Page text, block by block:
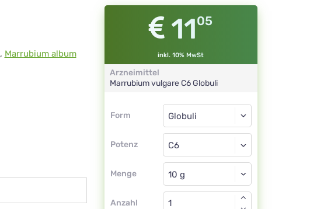
, Marrubium album
1105
inkl. 10% MwSt
Arzneimittel
Marrubium vulgareC6 Globuli
Form
Form
Potenz
Globuli
C6
Menge
Globuli
Anzahl